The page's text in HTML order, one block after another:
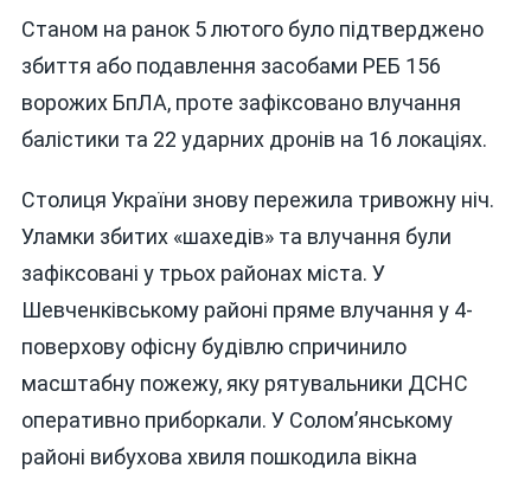
Станом на ранок 5 лютого було підтверджено
збиття або подавлення засобами РЕБ 156
ворожих БпЛА, проте зафіксовано влучання
балістики та 22 ударних дронів на 16 локаціях.
Столиця України знову пережила тривожну ніч.
Уламки збитих «шахедів» та влучання були
зафіксовані у трьох районах міста. У
Шевченківському районі пряме влучання у 4-
поверхову офісну будівлю спричинило
масштабну пожежу, яку рятувальники ДСНС
оперативно приборкали. У Солом’янському
районі вибухова хвиля пошкодила вікна